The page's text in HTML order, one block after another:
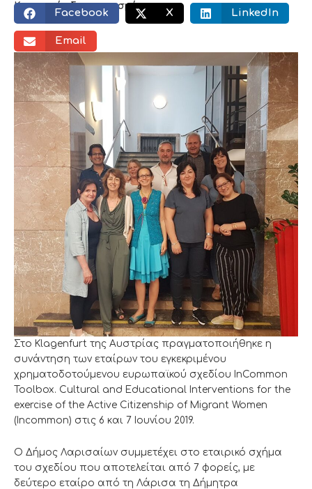
Κοινωνικός διαμοιρασμός:
Facebook X LinkedIn
Email
Στo Klagenfurt της Αυστρίας πραγματοποιήθηκε η
συνάντηση των εταίρων του εγκεκριμένου
χρηματοδοτούμενου ευρωπαϊκού σχεδίου InCommon
Toolbox. Cultural and Educational Interventions for the
exercise of the Active Citizenship of Migrant Women
(Incommon) στις 6 και 7 Ιουνίου 2019.
Ο Δήμος Λαρισαίων συμμετέχει στο εταιρικό σχήμα
του σχεδίου που αποτελείται από 7 φορείς, με
δεύτερο εταίρο από τη Λάρισα τη Δήμητρα